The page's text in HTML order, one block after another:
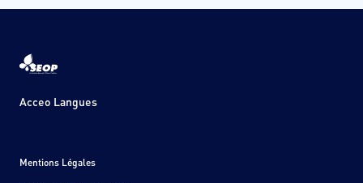
Acceo Langues
Mentions Légales